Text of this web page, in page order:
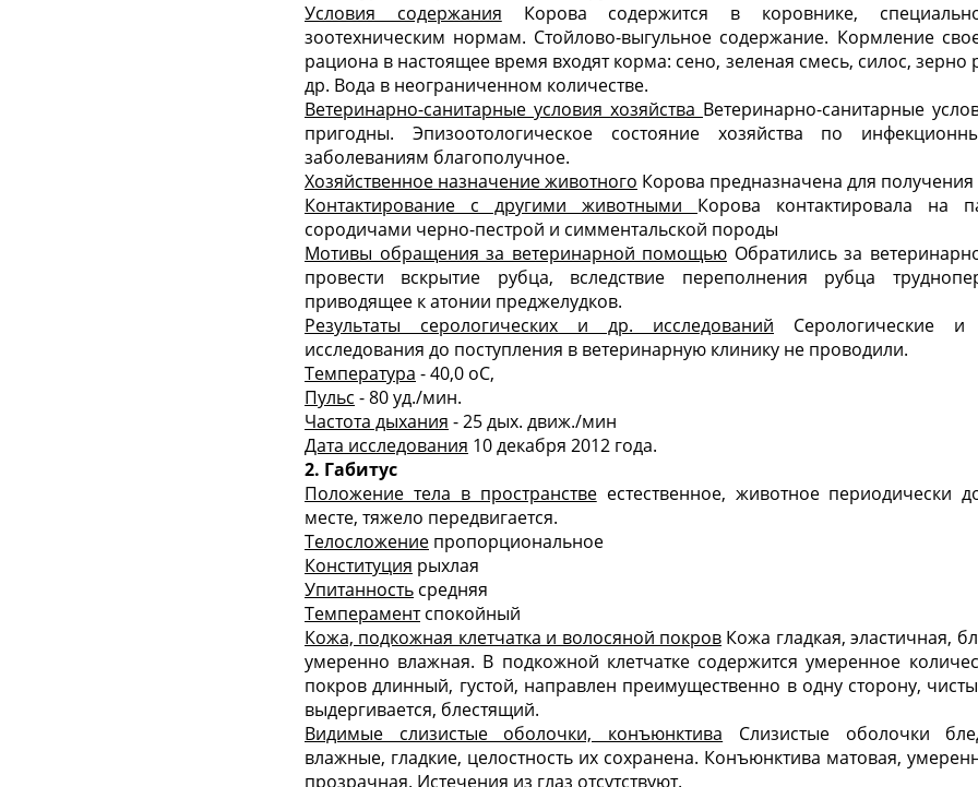
Условия содержания Корова содержится в коровнике,
зоотехническим нормам. Стойлово-выгульное содержание. Кормление
рациона в настоящее время входят корма: сено, зеленая смесь, силос,
др. Вода в неограниченном количестве.
Ветеринарно-санитарные условия хозяйства Ветеринарно-санитарные
пригодны. Эпизоотологическое состояние хозяйства по
заболеваниям благополучное.
Хозяйственное назначение животного Корова предназначена для
Контактирование с другими животными Корова контактировала на
сородичами черно-пестрой и симментальской породы
Мотивы обращения за ветеринарной помощью Обратились за
провести вскрытие рубца, вследствие переполнения рубца
приводящее к атонии преджелудков.
Результаты серологических и др. исследований Серологические и
исследования до поступления в ветеринарную клинику не проводили.
Температура - 40,0 оС,
Пульс - 80 уд./мин.
Частота дыхания - 25 дых. движ./мин
Дата исследования 10 декабря 2012 года.
2. Габитус
Положение тела в пространствеестественное, животное периодически
месте, тяжело передвигается.
Телосложение пропорциональное
Конституция рыхлая
Упитанность средняя
Темпераментспокойный
Кожа, подкожная клетчатка и волосяной покров Кожа гладкая, эластичная,
умеренно влажная. В подкожной клетчатке содержится умеренное
покров длинный, густой, направлен преимущественно в одну сторону,
выдергивается, блестящий.
Видимые слизистые оболочки, конъюнктива Слизистые оболочки
влажные, гладкие, целостность их сохранена. Конъюнктива матовая,
прозрачная. Истечения из глаз отсутствуют.